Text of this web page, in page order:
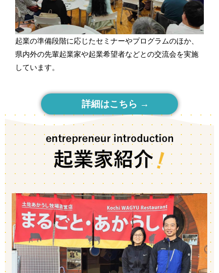
起業の準備段階に応じたセミナーやプログラムのほか、
県内外の先輩起業家や起業希望者などとの交流会を実施
しています。
詳細はこちら